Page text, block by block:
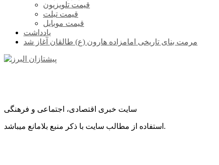
قیمت تلویزیون
قیمت تبلت
قیمت موبایل
یادداشت
مرمت بنای تاریخی امامزاده هارون (ع) طالقان آغاز شد
سایت خبری اقتصادی، اجتماعی و فرهنگی
استفاده از مطالب سایت با ذکر منبع بلامانع میباشد.